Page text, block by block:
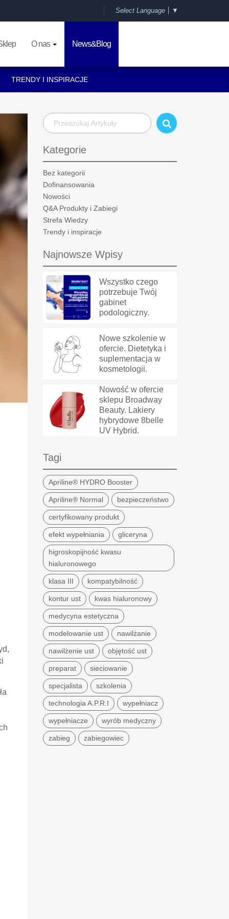
Select Language ▼
O nas News&Blog
TRENDY I INSPIRACJE
Kategorie
Bez kategorii
Dofinansowania
Nowości
Q&A Produkty i Zabiegi
Strefa Wiedzy
Trendy i inspiracje
Najnowsze Wpisy
Wszystko czego
potrzebuje Twój
gabinet
podologiczny.
Nowe szkolenie w
ofercie. Dietetyka i
suplementacja w
kosmetologii.
Nowość w ofercie
sklepu Broadway
Beauty. Lakiery
hybrydowe 8belle
UV Hybrid.
Tagi
Apriline® HYDRO Booster
Apriline® Normal bezpieczeństwo
certyfikowany produkt
efekt wypełniania gliceryna
higroskopijność kwasu
hialuronowego
klasa III kompatybilność
kontur ust kwas hialuronowy
medycyna estetyczna
modelowanie ust nawilżanie
nawilżenie ust objętość ust
preparat sieciowanie
specjalista szkolenia
technologia A.P.R.I wypełniacz
wypełniacze wyrób medyczny
zabieg zabiegowiec